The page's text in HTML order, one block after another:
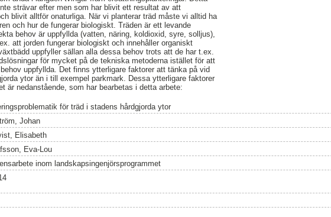
strävar efter men som har blivit ett resultat av att
blivit alltför onaturliga. När vi planterar träd måste vi alltid ha
och hur de fungerar biologiskt. Träden är ett levande
behov är uppfyllda (vatten, näring, koldioxid, syre, solljus),
att jorden fungerar biologiskt och innehåller organiskt
uppfyller sällan alla dessa behov trots att de har t.ex.
för mycket på de tekniska metoderna istället för att
uppfyllda. Det finns ytterligare faktorer att tänka på vid
ytor än i till exempel parkmark. Dessa ytterligare faktorer
är nedanstående, som har bearbetas i detta arbete:
för träd i stadens hårdgjorda ytor
Johan
Elisabeth
Eva-Lou
inom landskapsingenjörsprogrammet